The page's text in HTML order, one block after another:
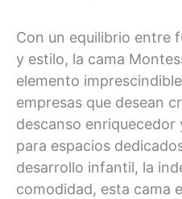
Con un equilibrio entre
y estilo, la cama
elemento
empresas que desean
descanso enriquecedor
para espacios
desarrollo infantil, la
comodidad, esta cama